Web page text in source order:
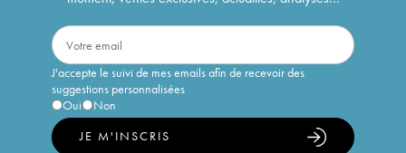
J'accepte le suivi de mes emails afin de recevoir des
suggestions personnalisées
Oui
Non
JE M'INSCRIS